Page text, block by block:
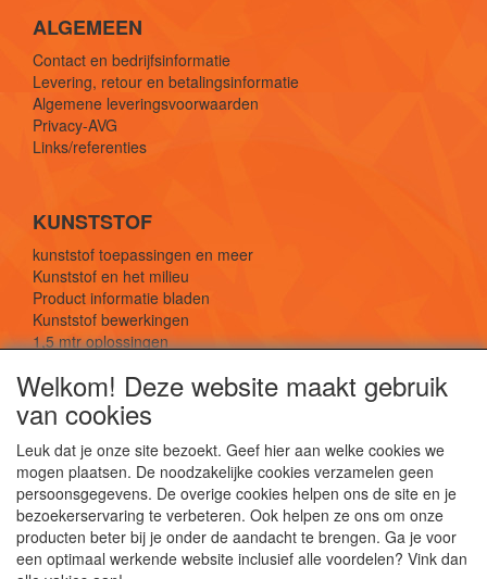
ALGEMEEN
Contact en bedrijfsinformatie
Levering, retour en betalingsinformatie
Algemene leveringsvoorwaarden
Privacy-AVG
Links/referenties
KUNSTSTOF
kunststof toepassingen en meer
Kunststof en het milieu
Product informatie bladen
Kunststof bewerkingen
1,5 mtr oplossingen
SOCIALE MEDIA
De webshop voor kunststof platen, folies, buizen
Welkom! Deze website maakt gebruik
van cookies
Leuk dat je onze site bezoekt. Geef hier aan welke cookies we
mogen plaatsen. De noodzakelijke cookies verzamelen geen
persoonsgegevens. De overige cookies helpen ons de site en je
bezoekerservaring te verbeteren. Ook helpen ze ons om onze
producten beter bij je onder de aandacht te brengen. Ga je voor
een optimaal werkende website inclusief alle voordelen? Vink dan